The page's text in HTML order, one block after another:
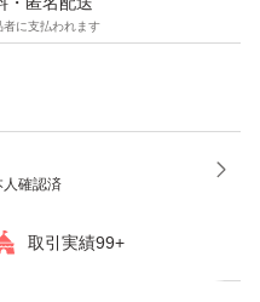
に支払われます
人確認済
取引実績99+